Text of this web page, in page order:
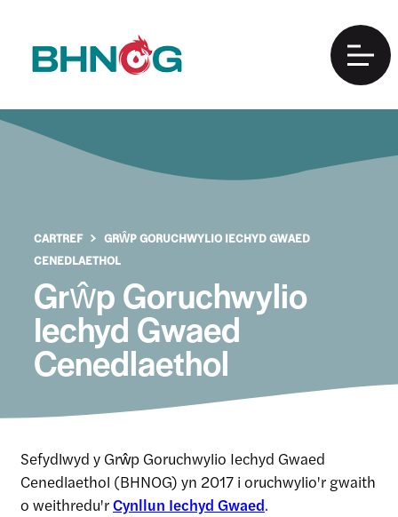
CARTREF
GRŴP GORUCHWYLIO IECHYD GWAED
CENEDLAETHOL
Grŵp Goruchwylio
Iechyd Gwaed
Cenedlaethol
Sefydlwyd y Grŵp Goruchwylio Iechyd Gwaed
Cenedlaethol (BHNOG) yn 2017 i oruchwylio'r gwaith
o weithredu'rCynllun Iechyd Gwaed.